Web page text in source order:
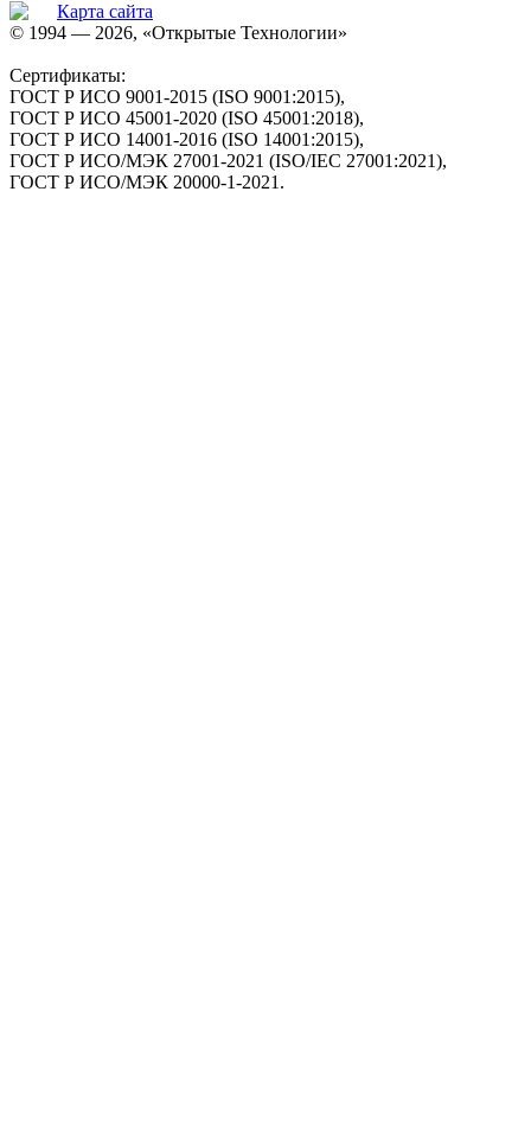
Карта сайта
© 1994 — 2026, «Открытые Технологии»
Сертификаты:
ГОСТ Р ИСО 9001-2015 (ISO 9001:2015),
ГОСТ Р ИСО 45001-2020 (ISO 45001:2018),
ГОСТ Р ИСО 14001-2016 (ISO 14001:2015),
ГОСТ Р ИСО/МЭК 27001-2021 (ISO/IEC 27001:2021),
ГОСТ Р ИСО/МЭК 20000-1-2021.